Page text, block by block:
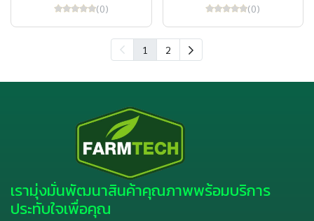
(0) (0)
1 2
เรามุ่งมั่นพัฒนาสินค้าคุณภาพพร้อมบริการ
ประทับใจเพื่อคุณ